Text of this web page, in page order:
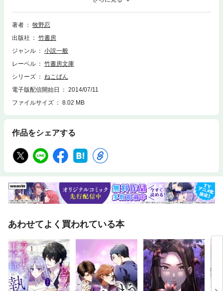
たメモだけ。しかし、「ちぎり絵・朝・納豆・卵」など、単語の羅列でな
んともそっけない。仕事をしていた時には時間に追われていたが、いまは
時間を持てあます日々。そんな勲が留守番をする家の庭には、毎日違う猫
て初めての「癒し」を味わうことになる…。猫は「人」になつかず、
「家」になつく。これはそんな「猫になつかれた家」の物語です。
著者
牧野忍
出版社
竹書房
ジャンル
小説一般
レーベル
竹書房文庫
シリーズ
ねこばん
電子版配信開始日
2014/07/11
ファイルサイズ
8.02 MB
作品をシェアする
あわせてよく買われている本